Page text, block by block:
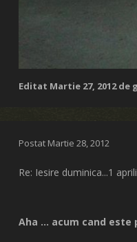
Editat Martie 27, 2012de
Postat Martie 28, 2012
Re: Iesire duminica...1
Aha ... acum cand este